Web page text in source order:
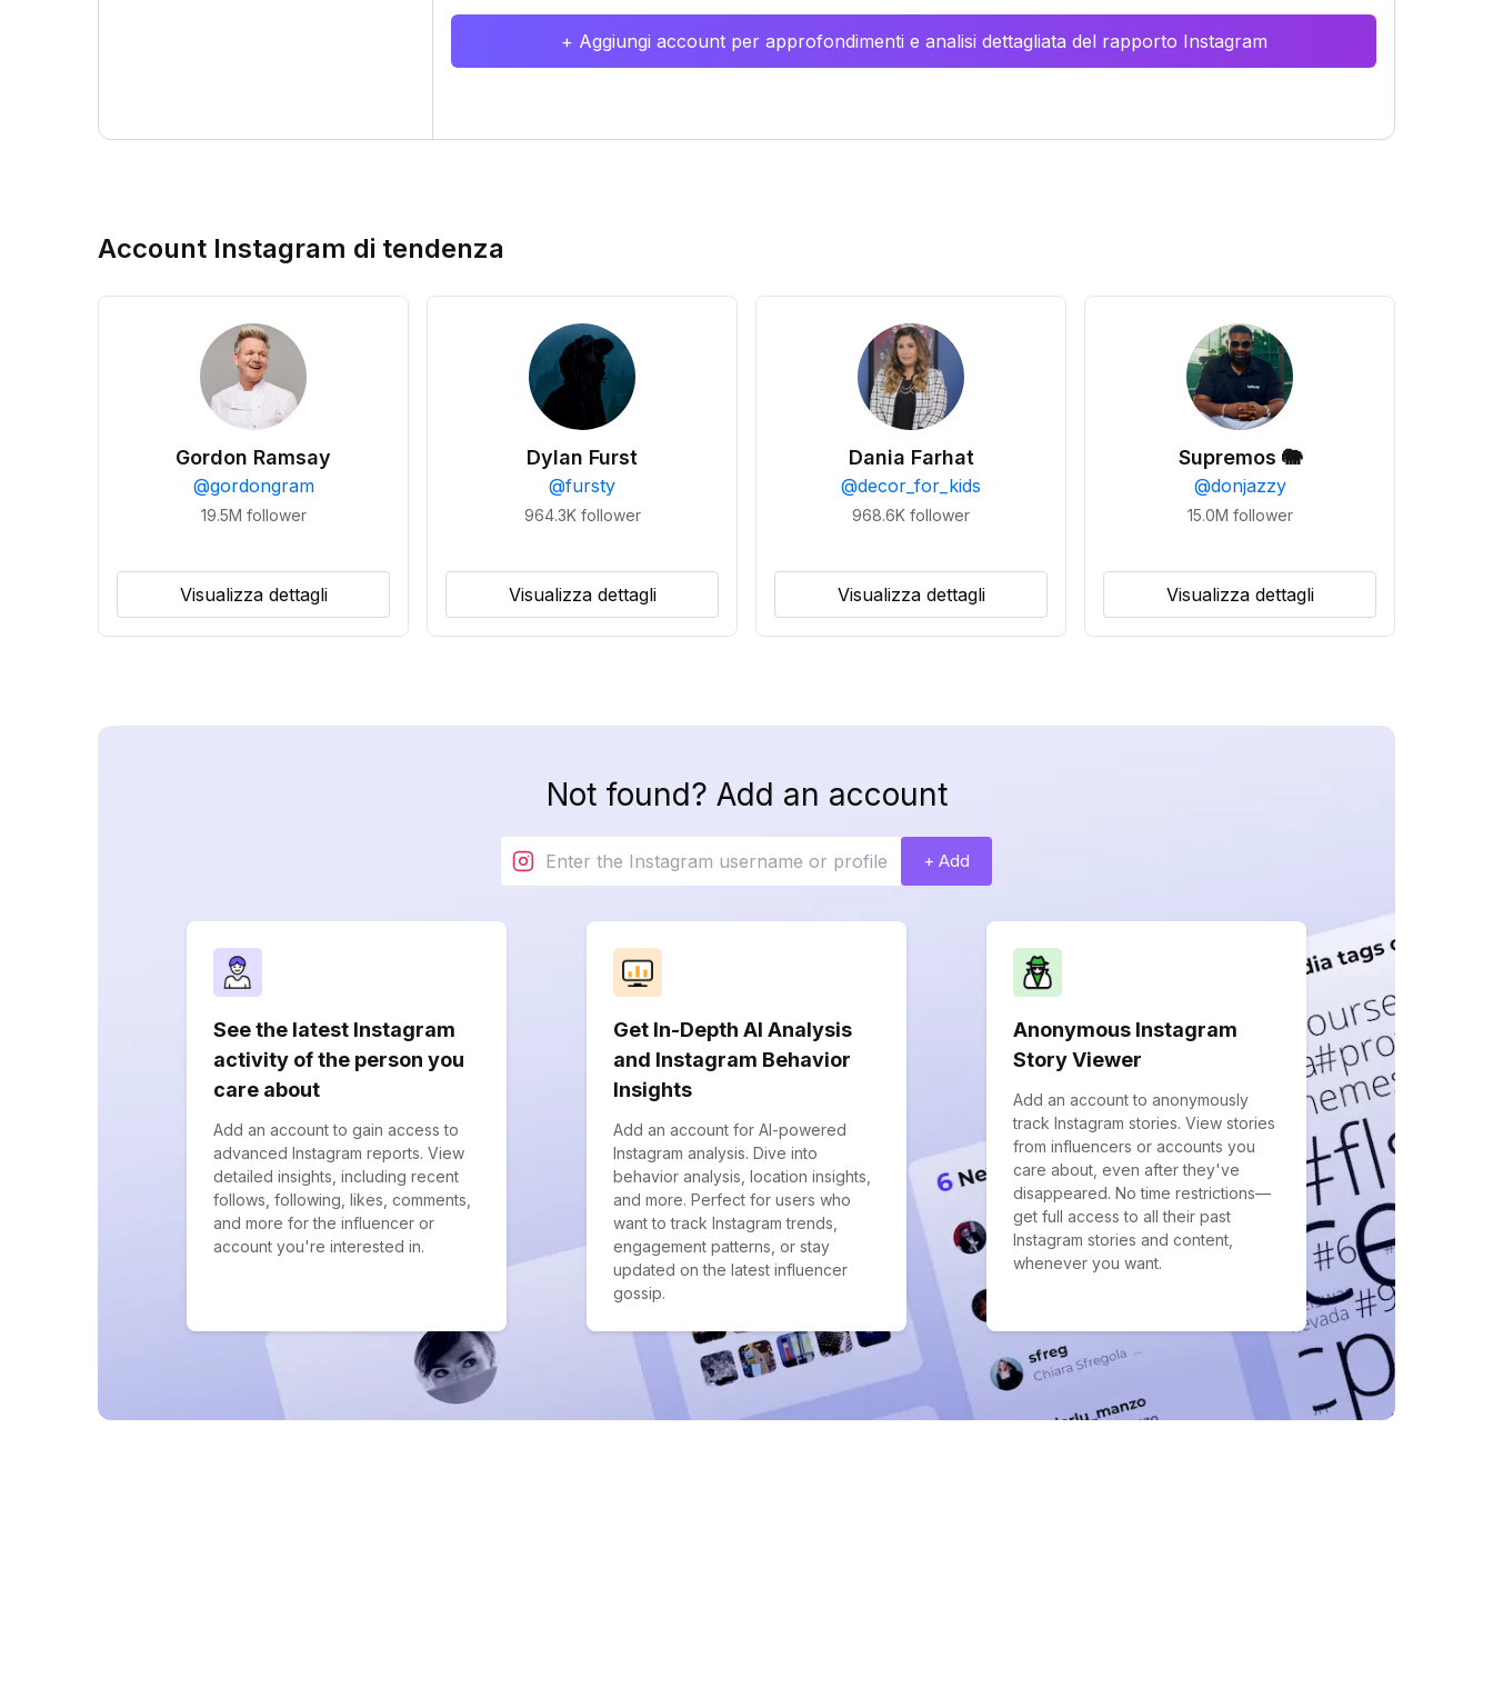
+ Aggiungi account per approfondimenti e analisi dettagliata del rapporto Instagram
Account Instagram di tendenza
Gordon Ramsay
@gordongram
19.5M follower
Visualizza dettagli
Dylan Furst
@fursty
964.3K follower
Visualizza dettagli
Dania Farhat
@decor_for_kids
968.6K follower
Visualizza dettagli
Supremos 🐘
@donjazzy
15.0M follower
Visualizza dettagli
Not found? Add an account
+ Add
See the latest Instagram
activity of the person you
care about
Add an account to gain access to
advanced Instagram reports. View
detailed insights, including recent
follows, following, likes, comments,
and more for the influencer or
account you're interested in.
Get In-Depth AI Analysis
and Instagram Behavior
Insights
Add an account for AI-powered
Instagram analysis. Dive into
behavior analysis, location insights,
and more. Perfect for users who
want to track Instagram trends,
engagement patterns, or stay
updated on the latest influencer
gossip.
Anonymous Instagram
Story Viewer
Add an account to anonymously
track Instagram stories. View stories
from influencers or accounts you
care about, even after they've
disappeared. No time restrictions—
get full access to all their past
Instagram stories and content,
whenever you want.